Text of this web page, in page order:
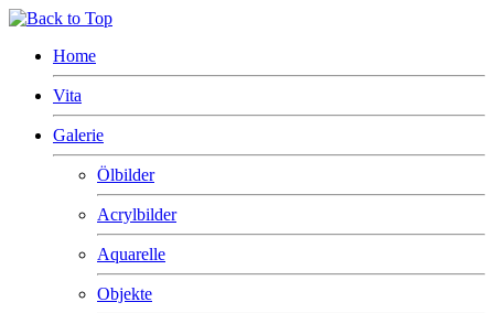
Home
Vita
Galerie
Ölbilder
Acrylbilder
Aquarelle
Objekte